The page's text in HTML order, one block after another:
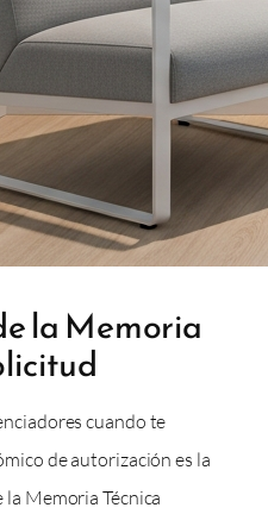
la Memoria
cuando te
de autorización es la
Memoria Técnica